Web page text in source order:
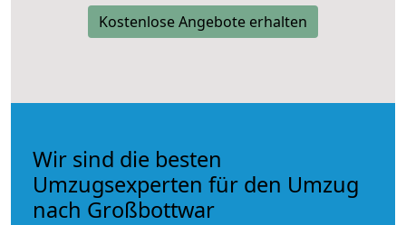
Kostenlose Angebote erhalten
Wir sind die besten
Umzugsexperten für den Umzug
nach Großbottwar